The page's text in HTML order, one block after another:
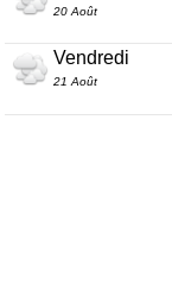
20 Août
Vendredi
21 Août